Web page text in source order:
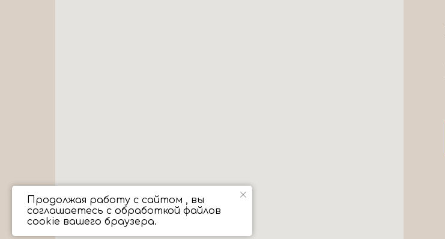
Продолжая работу с сайтом , вы
соглашаетесь с обработкой файлов
cookie вашего браузера.